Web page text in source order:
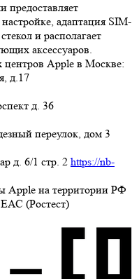
предоставляет
адаптация SIM-
и располагает
аксессуаров.
центров Apple в Москве:
д.17
д. 36
переулок, дом 3
д. 6/1 стр. 2 https://nb-
Apple на территории РФ
(Ростест)